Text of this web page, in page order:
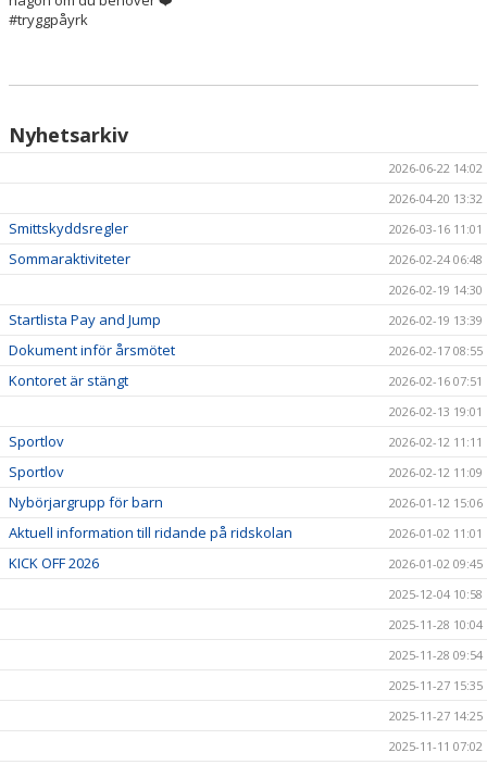
#tryggpåyrk
Nyhetsarkiv
2026-06-22 14:02
2026-04-20 13:32
Smittskyddsregler 2026-03-16 11:01
Sommaraktiviteter
2026-02-24 06:48
2026-02-19 14:30
Startlista Pay and Jump 2026-02-19 13:39
Dokument inför årsmötet 2026-02-17 08:55
Kontoret är stängt
2026-02-16 07:51
2026-02-13 19:01
Sportlov 2026-02-12 11:11
Sportlov 2026-02-12 11:09
Nybörjargrupp för barn 2026-01-12 15:06
Aktuell information till ridande på ridskolan 2026-01-02 11:01
KICK OFF 2026
2026-01-02 09:45
2025-12-04 10:58
2025-11-28 10:04
2025-11-28 09:54
2025-11-27 15:35
2025-11-27 14:25
2025-11-11 07:02